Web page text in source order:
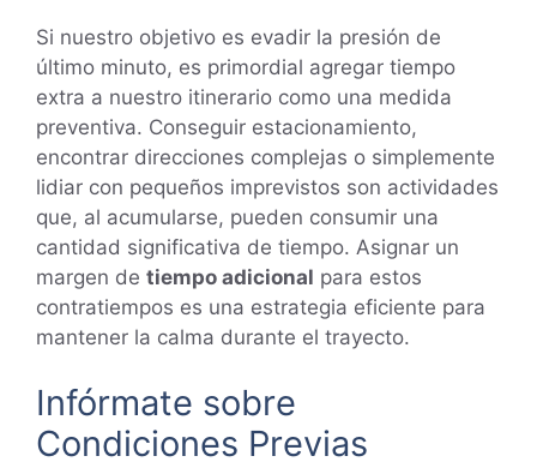
Si nuestro objetivo es evadir la presión de
último minuto, es primordial agregar tiempo
extra a nuestro itinerario como una medida
preventiva. Conseguir estacionamiento,
encontrar direcciones complejas o simplemente
lidiar con pequeños imprevistos son actividades
que, al acumularse, pueden consumir una
cantidad significativa de tiempo. Asignar un
margen de tiempo adicional para estos
contratiempos es una estrategia eficiente para
mantener la calma durante el trayecto.
Infórmate sobre
Condiciones Previas